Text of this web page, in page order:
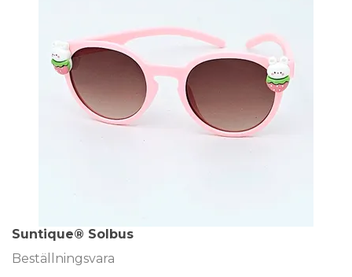
Suntique® Solbus
Beställningsvara